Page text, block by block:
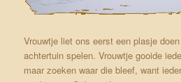
Vrouwtje liet ons eerst een plasje
achtertuin spelen. Vrouwtje gooide
maar zoeken waar die bleef, want